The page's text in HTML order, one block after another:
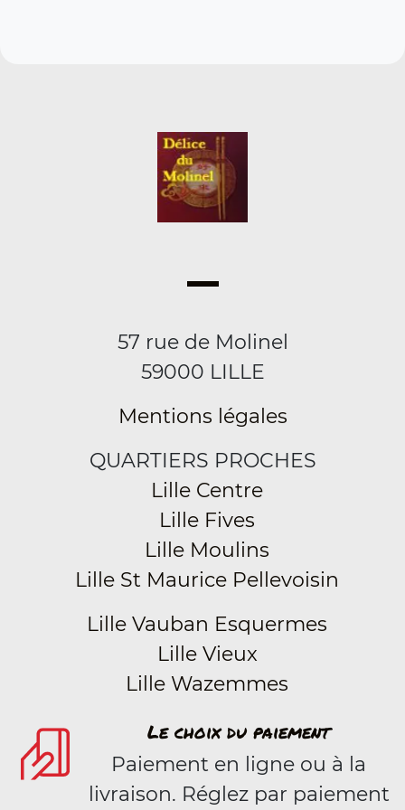
57 rue de Molinel
59000 LILLE
Mentions légales
QUARTIERS PROCHES
Lille Centre
Lille Fives
Lille Moulins
Lille St Maurice Pellevoisin
Lille Vauban Esquermes
Lille Vieux
Lille Wazemmes
Le choix du paiement
Paiement en ligne ou à la
livraison. Réglez par paiement